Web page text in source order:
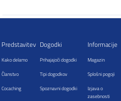
Predstavitev Dogodki Informacije
Kako delamo Prihajajoči dogodki
Magazin
Članstvo
Tipi dogodkov
Splošni pogoji
Cocaching
Spoznavni dogodki
Izjava o
zasebnosti